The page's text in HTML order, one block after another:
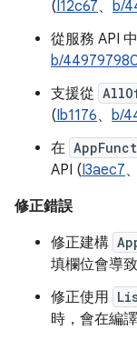
(I12c67、 b/
從服務 API
b/
支援從
(Ib1176、 b/
在
API (I3aec7、
修正錯誤
修正建構
填欄位會導
修正使用
時，會在編